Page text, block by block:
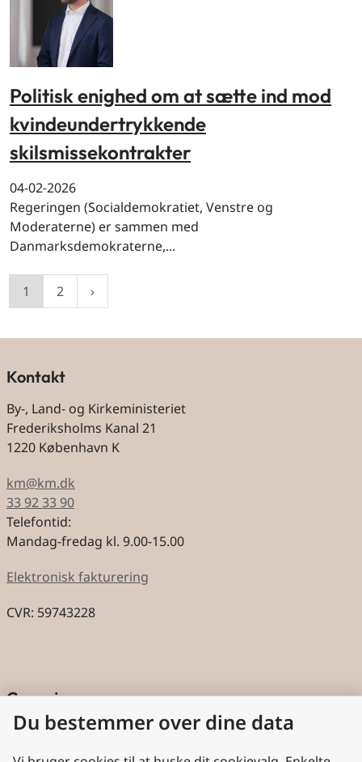
Politisk enighed om at sætte ind mod
kvindeundertrykkende
skilsmissekontrakter
04-02-2026
Regeringen (Socialdemokratiet, Venstre og
Moderaterne) er sammen med
Danmarksdemokraterne,...
1 2
Kontakt
By-, Land- og Kirkeministeriet
Frederiksholms Kanal 21
1220 København K
km@km.dk
33 92 33 90
Telefontid:
Mandag-fredag kl. 9.00-15.00
Elektronisk fakturering
CVR: 59743228
Genveje
Cookies
Du bestemmer over dine data